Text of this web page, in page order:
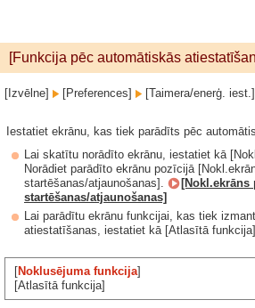
[Funkcija pēc automātiskās
[Izvēlne] [Preferences] [Taimera/enerģ. iest.]
Iestatiet ekrānu, kas tiek parādīts pēc
Lai skatītu norādīto ekrānu, iestatiet kā
Norādiet parādīto ekrānu pozīcijā
startēšanas/atjaunošanas].
[Nokl.ekrāns
startēšanas/atjaunošanas]
Lai parādītu ekrānu funkcijai, kas tiek
atiestatīšanas, iestatiet kā [Atlasītā
[Noklusējuma funkcija]
[Atlasītā funkcija]